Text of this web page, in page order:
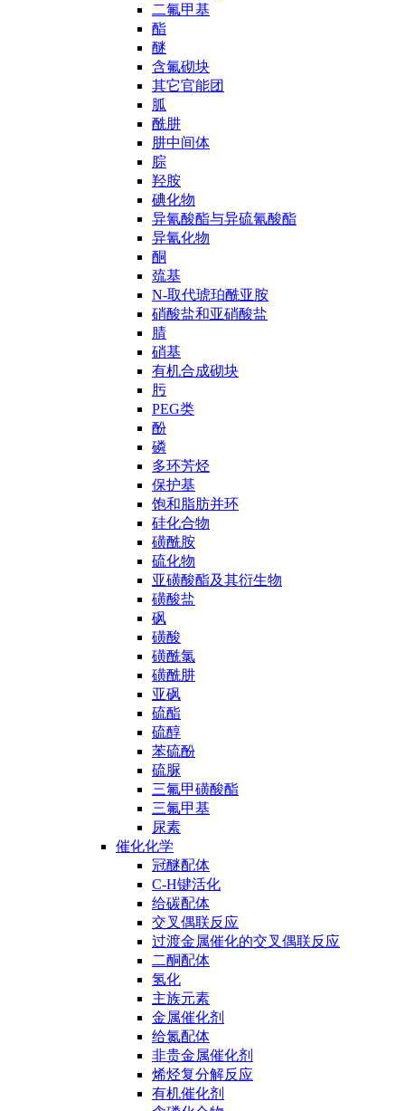
二氟甲基
酯
醚
含氟砌块
其它官能团
胍
酰肼
肼中间体
腙
羟胺
碘化物
异氰酸酯与异硫氰酸酯
异氰化物
酮
巯基
N-取代琥珀酰亚胺
硝酸盐和亚硝酸盐
腈
硝基
有机合成砌块
肟
PEG类
酚
磷
多环芳烃
保护基
饱和脂肪并环
硅化合物
磺酰胺
硫化物
亚磺酸酯及其衍生物
磺酸盐
砜
磺酸
磺酰氯
磺酰肼
亚砜
硫酯
硫醇
苯硫酚
硫脲
三氟甲磺酸酯
三氟甲基
尿素
催化化学
冠醚配体
C-H键活化
给碳配体
交叉偶联反应
过渡金属催化的交叉偶联反应
二酮配体
氢化
主族元素
金属催化剂
给氮配体
非贵金属催化剂
烯烃复分解反应
有机催化剂